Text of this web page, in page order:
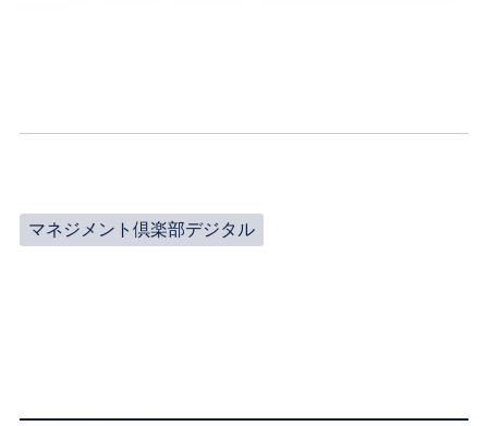
マネジメント倶楽部デジタル